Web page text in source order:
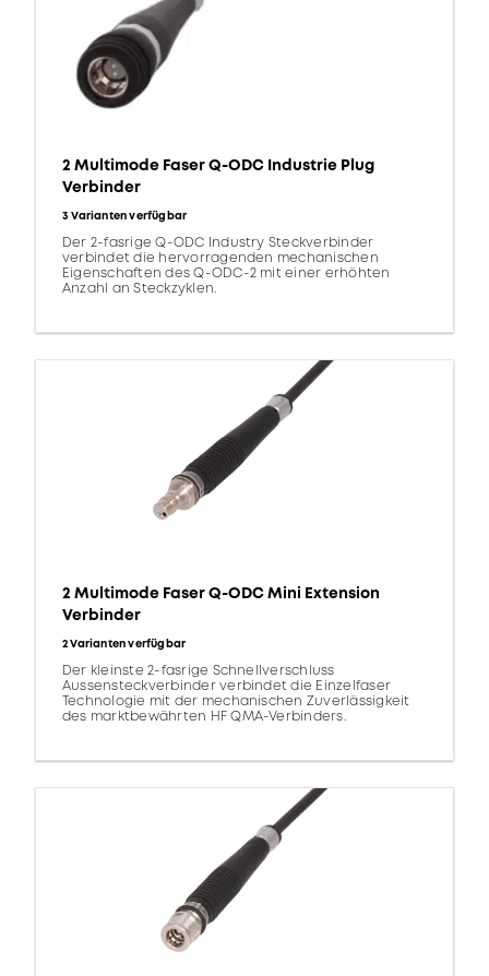
2 Multimode Faser Q-ODC Industrie Plug
Verbinder
3 Varianten verfügbar
Der 2-fasrige Q-ODC Industry Steckverbinder
verbindet die hervorragenden mechanischen
Eigenschaften des Q-ODC-2 mit einer erhöhten
Anzahl an Steckzyklen.
2 Multimode Faser Q-ODC Mini Extension
Verbinder
2 Varianten verfügbar
Der kleinste 2-fasrige Schnellverschluss
Aussensteckverbinder verbindet die Einzelfaser
Technologie mit der mechanischen Zuverlässigkeit
des marktbewährten HF QMA-Verbinders.